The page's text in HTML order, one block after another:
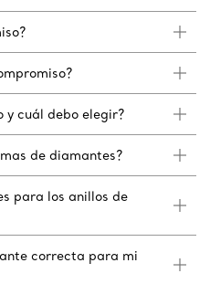
y cuál debo elegir?
de diamantes?
para los anillos de
correcta para mi